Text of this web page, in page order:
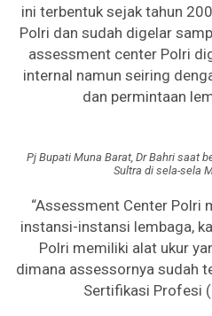
ini terbentuk sejak tahun
Polri dan sudah digelar
assessment center Polri
internal namun seiring
dan permintaan
Pj Bupati Muna Barat, Dr Bahri saat
Sultra di sela-sela
“Assessment Center Polri
instansi-instansi lembaga,
Polri memiliki alat ukur
dimana assessornya sudah
Sertifikasi Profesi